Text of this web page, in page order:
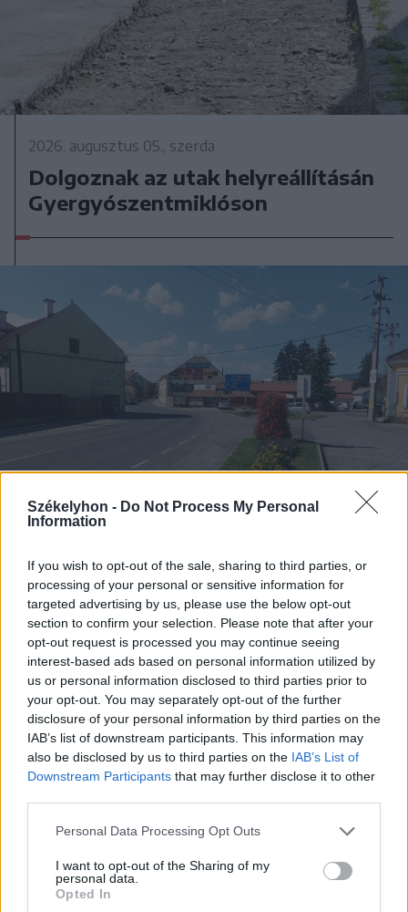
Székelyhon - Do Not Process My Personal
Information
If you wish to opt-out of the sale, sharing to third parties, or
processing of your personal or sensitive information for
targeted advertising by us, please use the below opt-out
section to confirm your selection. Please note that after your
opt-out request is processed you may continue seeing
interest-based ads based on personal information utilized by
us or personal information disclosed to third parties prior to
your opt-out. You may separately opt-out of the further
disclosure of your personal information by third parties on the
IAB’s list of downstream participants. This information may
also be disclosed by us to third parties on the IAB’s List of
Downstream Participants that may further disclose it to other
Personal Data Processing Opt Outs
I want to opt-out of the Sharing of my
personal data.
Opted In
2026. augusztus 05., szerda
Dolgoznak az utak helyreállításán
Gyergyószentmiklóson
2026. augusztus 03., hétfő
Hétmillió lejből újul meg a Jakab
Antal tér és két központi utca
Gyergyószentmiklóson